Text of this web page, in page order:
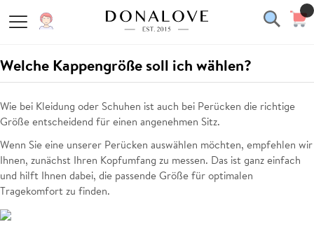
Welche Kappengröße soll ich wählen?
Wie bei Kleidung oder Schuhen ist auch bei Perücken die richtige
Größe entscheidend für einen angenehmen Sitz.
Wenn Sie eine unserer Perücken auswählen möchten, empfehlen wir
Ihnen, zunächst Ihren Kopfumfang zu messen. Das ist ganz einfach
und hilft Ihnen dabei, die passende Größe für optimalen
Tragekomfort zu finden.